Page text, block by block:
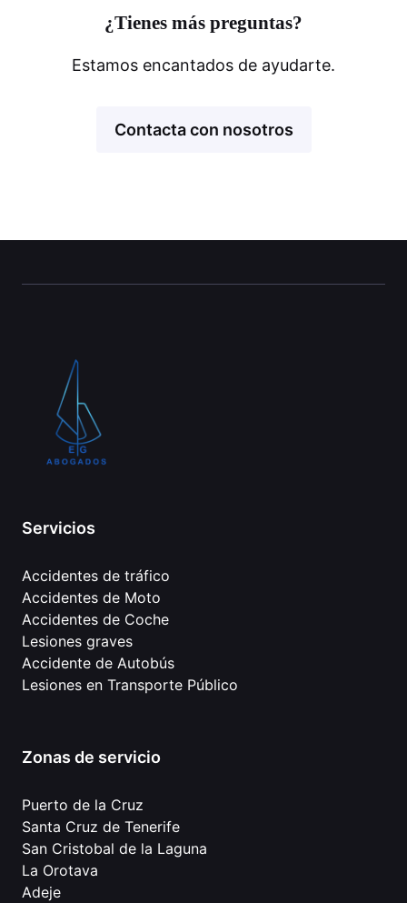
¿Tienes más preguntas?
Estamos encantados de ayudarte.
Contacta con nosotros
Servicios
Accidentes de tráfico
Accidentes de Moto
Accidentes de Coche
Lesiones graves
Accidente de Autobús
Lesiones en Transporte Público
Zonas de servicio
Puerto de la Cruz
Santa Cruz de Tenerife
San Cristobal de la Laguna
La Orotava
Adeje